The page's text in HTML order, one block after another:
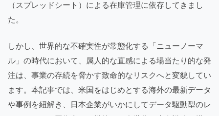
（スプレッドシート）による在庫管理に依存してきまし
た。
しかし、世界的な不確実性が常態化する「ニューノーマ
ル」の時代において、属人的な直感による場当たり的な発
注は、事業の存続を脅かす致命的なリスクへと変貌してい
ます。本記事では、米国をはじめとする海外の最新データ
や事例を紐解き、日本企業がいかにしてデータ駆動型のレ